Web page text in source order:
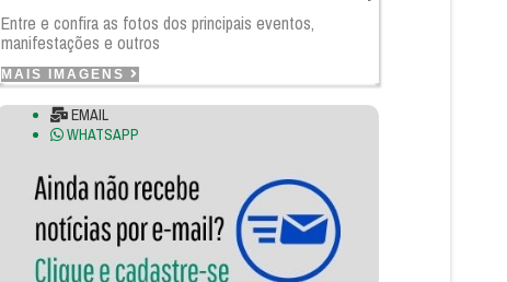
Entre e confira as fotos dos principais eventos,
manifestações e outros
MAIS IMAGENS
EMAIL
WHATSAPP